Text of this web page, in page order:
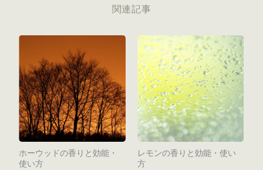
関連記事
ホーウッドの香りと効能・
使い方
レモンの香りと効能・使い
方